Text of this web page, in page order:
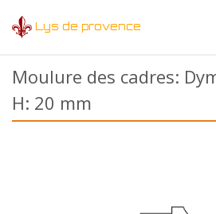
Lys de provence
Moulure des cadres:
H: 20 mm